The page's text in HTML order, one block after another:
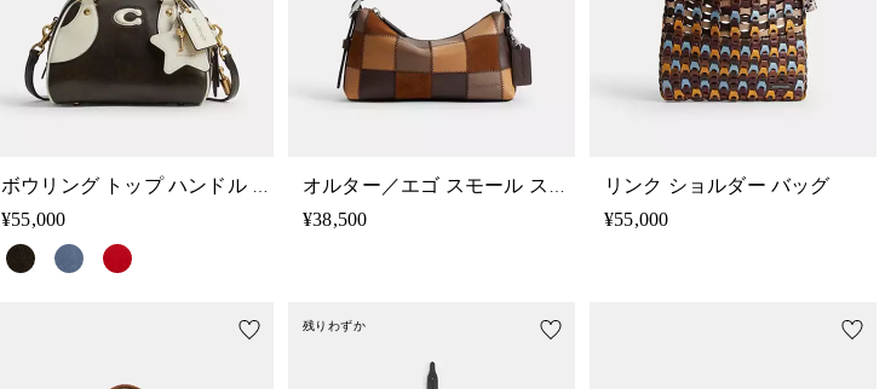
¥55,000 ¥38,500
リンク ショルダー バッグ
¥55,000
残りわずか